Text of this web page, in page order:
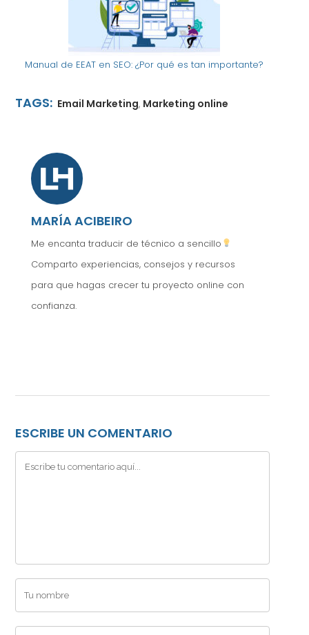
Manual de EEAT en SEO: ¿Por qué es tan importante?
TAGS: Email Marketing, Marketing online
MARÍA ACIBEIRO
Me encanta traducir de técnico a sencillo
Comparto experiencias, consejos y recursos
para que hagas crecer tu proyecto online con
confianza.
ESCRIBE UN COMENTARIO